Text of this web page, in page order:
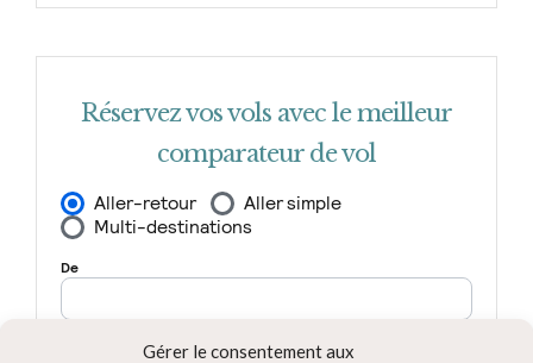
Gérer le consentement aux
Réservez vos vols avec le meilleur
comparateur de vol